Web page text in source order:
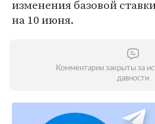
изменения базовой
на 10 июня.
Комментарии закрыты за
давности